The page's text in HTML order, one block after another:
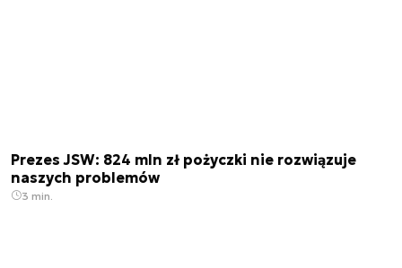
Prezes JSW: 824 mln zł pożyczki nie rozwiązuje
naszych problemów
3 min.